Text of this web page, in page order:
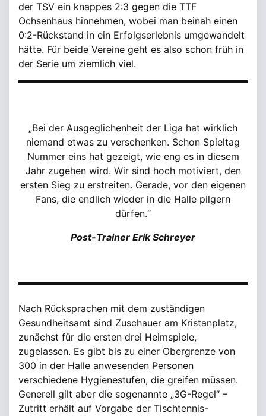
der TSV ein knappes 2:3 gegen die TTF
Ochsenhaus hinnehmen, wobei man beinah einen
0:2-Rückstand in ein Erfolgserlebnis umgewandelt
hätte. Für beide Vereine geht es also schon früh in
der Serie um ziemlich viel.
„Bei der Ausgeglichenheit der Liga hat wirklich
niemand etwas zu verschenken. Schon Spieltag
Nummer eins hat gezeigt, wie eng es in diesem
Jahr zugehen wird. Wir sind hoch motiviert, den
ersten Sieg zu erstreiten. Gerade, vor den eigenen
Fans, die endlich wieder in die Halle pilgern
dürfen.“
Post-Trainer Erik Schreyer
Nach Rücksprachen mit dem zuständigen
Gesundheitsamt sind Zuschauer am Kristanplatz,
zunächst für die ersten drei Heimspiele,
zugelassen. Es gibt bis zu einer Obergrenze von
300 in der Halle anwesenden Personen
verschiedene Hygienestufen, die greifen müssen.
Generell gilt aber die sogenannte „3G-Regel“ –
Zutritt erhält auf Vorgabe der Tischtennis-